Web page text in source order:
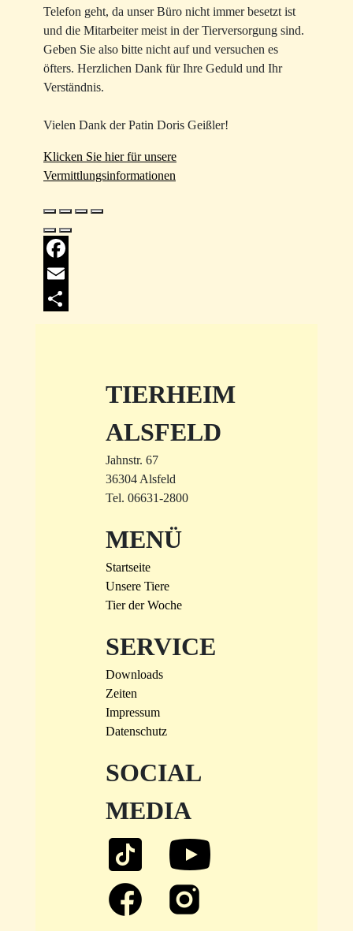
Telefon geht, da unser Büro nicht immer besetzt ist
und die Mitarbeiter meist in der Tierversorgung sind.
Geben Sie also bitte nicht auf und versuchen es
öfters. Herzlichen Dank für Ihre Geduld und Ihr
Verständnis.
Vielen Dank der Patin Doris Geißler!
Klicken Sie hier für unsere
Vermittlungsinformationen
Facebook
Email
TIERHEIM
ALSFELD
Jahnstr. 67
36304 Alsfeld
Tel. 06631-2800
MENÜ
Startseite
Unsere Tiere
Tier der Woche
SERVICE
Downloads
Zeiten
Impressum
Datenschutz
SOCIAL
MEDIA